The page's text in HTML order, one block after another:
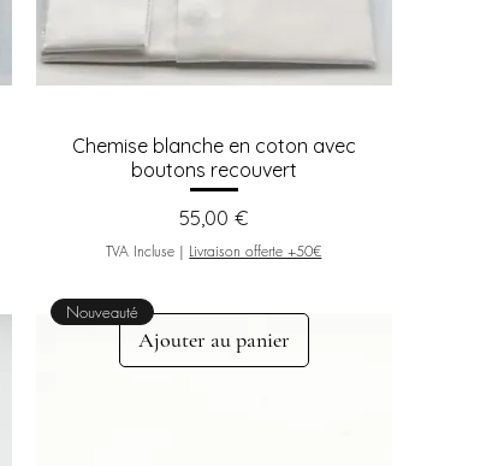
Chemise blanche en coton avec
boutons recouvert
Prix
55,00 €
TVA Incluse | Livraison offerte +50€
Ajouter au panier
Nouveauté